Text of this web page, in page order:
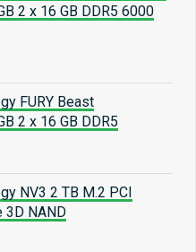
2 x 16 GB DDR5 6000
FURY Beast
2 x 16 GB DDR5
NV3 2 TB M.2 PCI
3D NAND